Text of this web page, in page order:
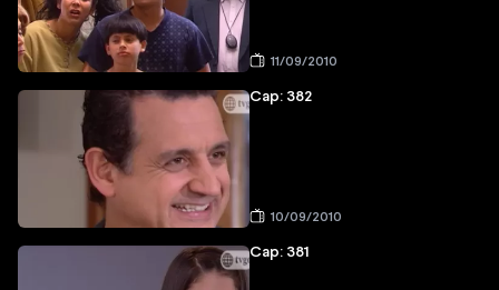
11/09/2010
Cap: 382
10/09/2010
Cap: 381